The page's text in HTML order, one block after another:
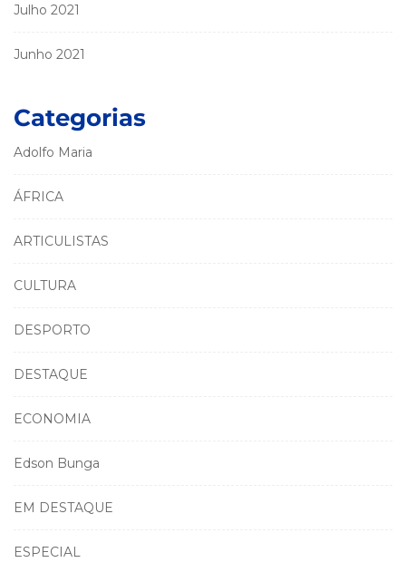
Julho 2021
Junho 2021
Categorias
Adolfo Maria
ÁFRICA
ARTICULISTAS
CULTURA
DESPORTO
DESTAQUE
ECONOMIA
Edson Bunga
EM DESTAQUE
ESPECIAL